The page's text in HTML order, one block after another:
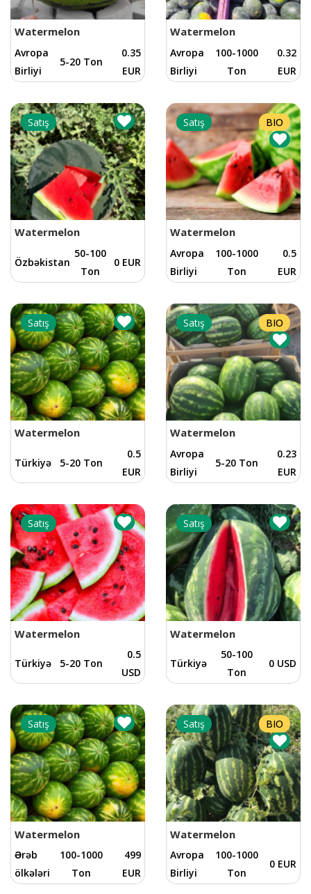
Watermelon
Avropa
Birliyi
5-20 Ton
0.35
EUR
Watermelon
Avropa
Birliyi
100-1000
Ton
0.32
EUR
Satış
Watermelon
Özbəkistan
50-100
Ton
0 EUR
Satış BIO
Watermelon
Avropa
Birliyi
100-1000
Ton
0.5
EUR
Satış
Watermelon
Türkiyə 5-20 Ton
0.5
EUR
Satış BIO
Watermelon
Avropa
Birliyi
5-20 Ton
0.23
EUR
Satış
Watermelon
Türkiyə 5-20 Ton
0.5
USD
Satış
Watermelon
Türkiyə
50-100
Ton
0 USD
Satış
Watermelon
Ərəb
ölkələri
100-1000
Ton
499
EUR
Satış BIO
Watermelon
Avropa
Birliyi
100-1000
Ton
0 EUR